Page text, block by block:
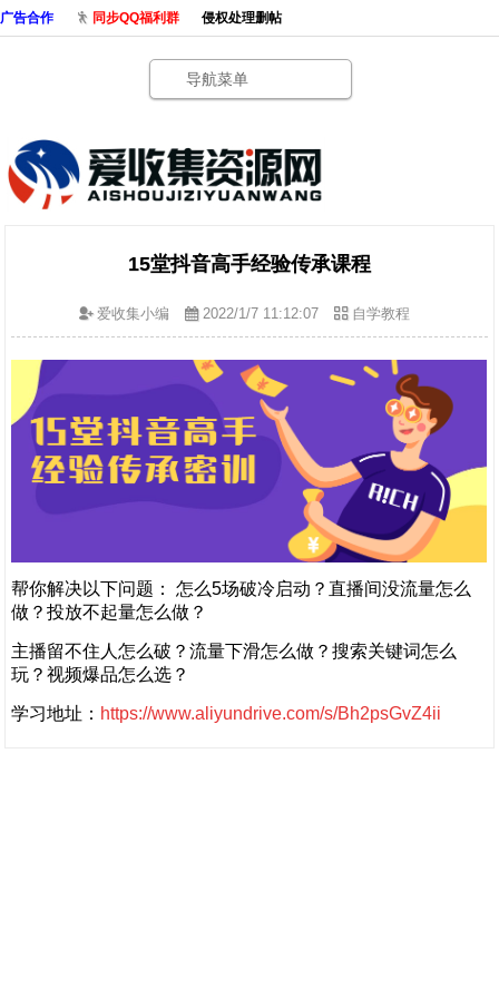
广告合作 同步QQ福利群 侵权处理删帖
导航菜单
15堂抖音高手经验传承课程
爱收集小编 2022/1/7 11:12:07 自学教程
帮你解决以下问题： 怎么5场破冷启动？直播间没流量怎么
做？投放不起量怎么做？
主播留不住人怎么破？流量下滑怎么做？搜索关键词怎么
玩？视频爆品怎么选？
学习地址： https://www.aliyundrive.com/s/Bh2psGvZ4ii